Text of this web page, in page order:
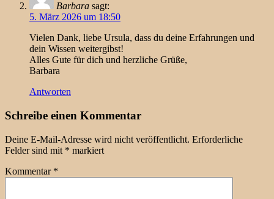
Barbara sagt:
5. März 2026 um 18:50
Vielen Dank, liebe Ursula, dass du deine Erfahrungen und
dein Wissen weitergibst!
Alles Gute für dich und herzliche Grüße,
Barbara
Antworten
Schreibe einen Kommentar
Deine E-Mail-Adresse wird nicht veröffentlicht. Erforderliche
Felder sind mit * markiert
Kommentar *